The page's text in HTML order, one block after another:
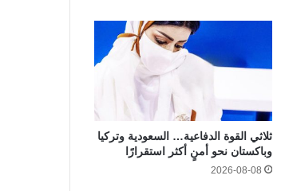
ثلاثي القوة الدفاعية… السعودية وتركيا
وباكستان نحو أمنٍ أكثر استقرارًا
2026-08-08